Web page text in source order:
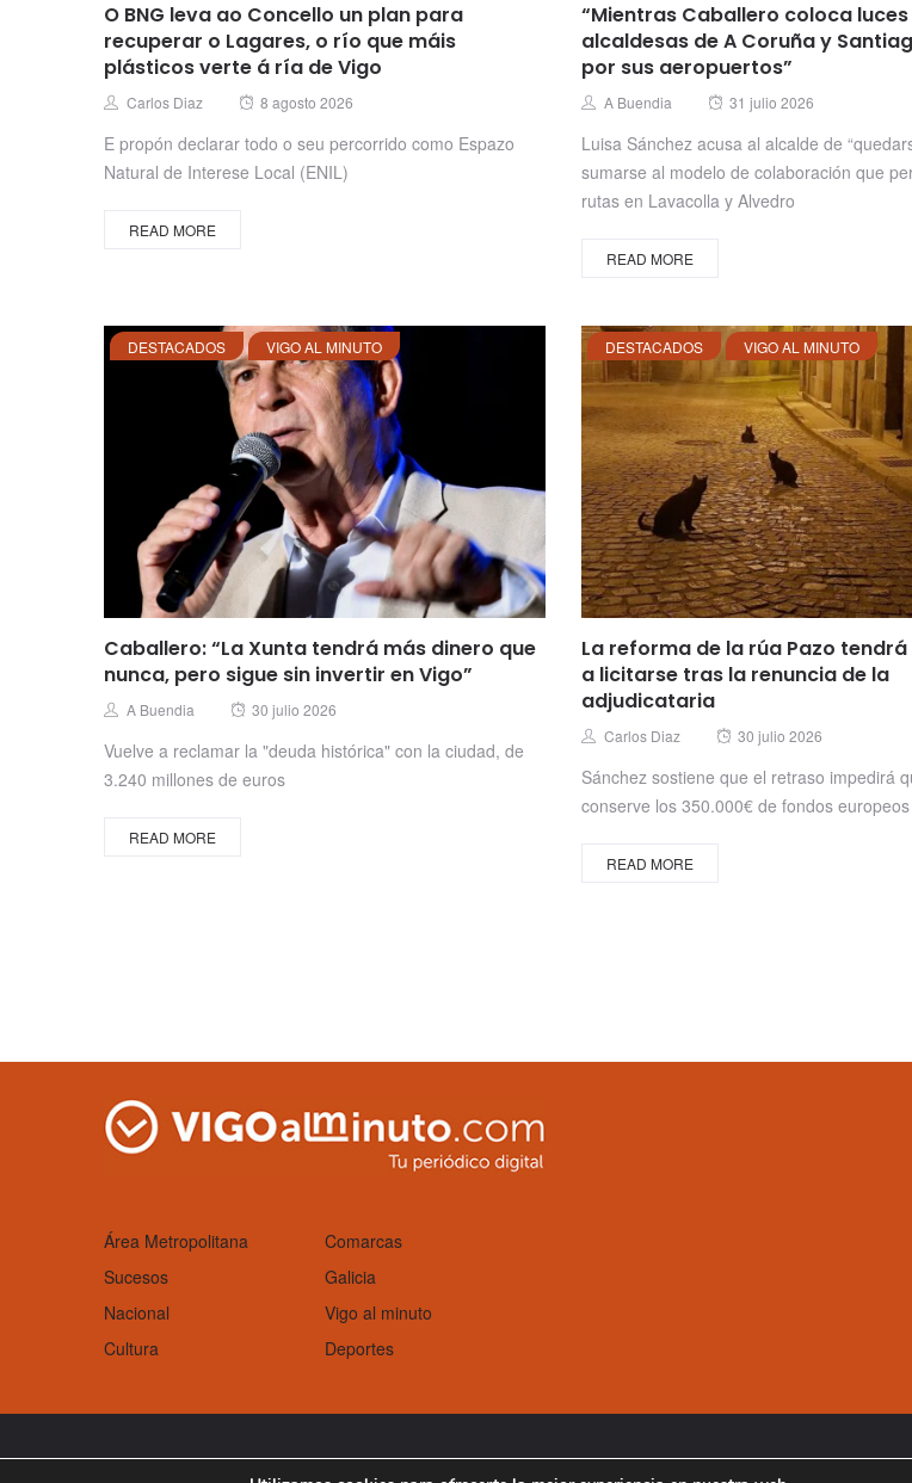
O BNG leva ao Concello un plan para
recuperar o Lagares, o río que máis
plásticos verte á ría de Vigo
Author
Carlos Diaz
Posted
8 agosto 2026
E propón declarar todo o seu percorrido como Espazo
Natural de Interese Local (ENIL)
READ MORE
“Mientras Caballero coloca luces
alcaldesas de A Coruña y
por sus aeropuertos”
Author
A Buendia
Posted
31 julio 2026
Luisa Sánchez acusa al alcalde de
sumarse al modelo de colaboración que
rutas en Lavacolla y Alvedro
READ MORE
DESTACADOS VIGO AL MINUTO
Caballero: “La Xunta tendrá más dinero que
nunca, pero sigue sin invertir en Vigo”
Author
A Buendia
Posted
30 julio 2026
Vuelve a reclamar la "deuda histórica" con la ciudad, de
3.240 millones de euros
READ MORE
DESTACADOS VIGO AL MINUTO
La reforma de la rúa Pazo
a licitarse tras la renuncia de la
adjudicataria
Author
Carlos Diaz
Posted
30 julio 2026
Sánchez sostiene que el retraso impedirá
conserve los 350.000€ de fondos europeos
READ MORE
Área Metropolitana
Comarcas
Sucesos
Galicia
Nacional
Vigo al minuto
Cultura
Deportes